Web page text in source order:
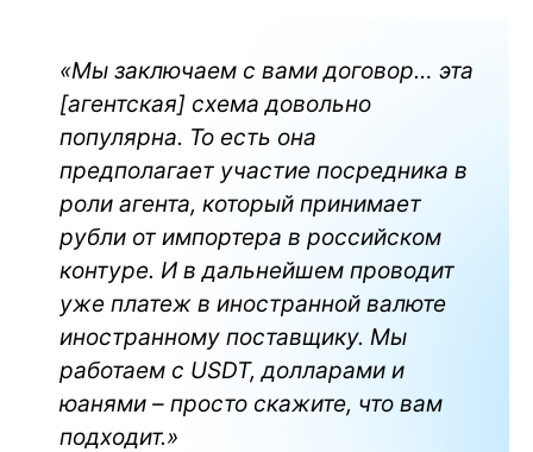
«Мы заключаем с вами договор… эта
[агентская] схема довольно
популярна. То есть она
предполагает участие посредника в
роли агента, который принимает
рубли от импортера в российском
контуре. И в дальнейшем проводит
уже платеж в иностранной валюте
иностранному поставщику. Мы
работаем с USDT, долларами и
юанями – просто скажите, что вам
подходит.»